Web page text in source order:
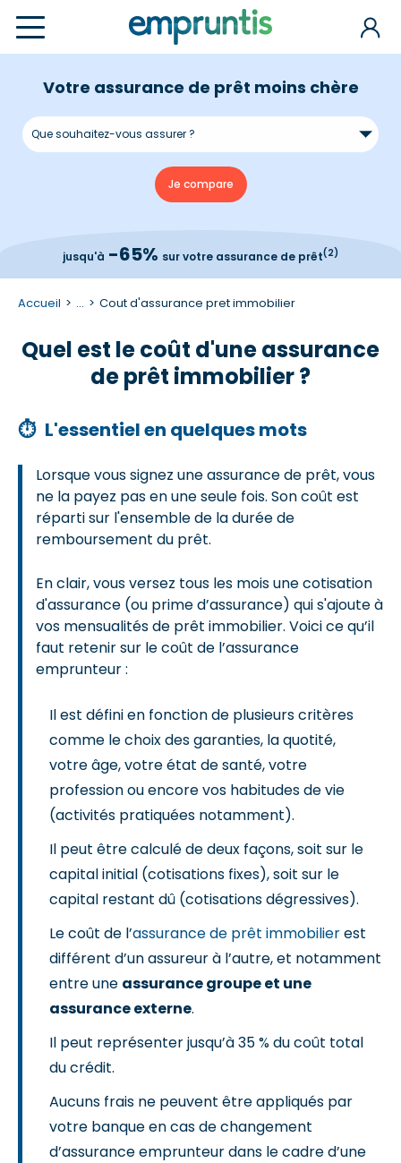
Votre assurance de prêt moins chère
jusqu'à -65% sur votre assurance de prêt(2)
Accueil ... Cout d'assurance pret immobilier
Quel est le coût d'une assurance
de prêt immobilier ?
⏱ L'essentiel en quelques mots
Lorsque vous signez une assurance de prêt, vous
ne la payez pas en une seule fois. Son coût est
réparti sur l'ensemble de la durée de
remboursement du prêt.
En clair, vous versez tous les mois une cotisation
d'assurance (ou prime d’assurance) qui s'ajoute à
vos mensualités de prêt immobilier. Voici ce qu’il
faut retenir sur le coût de l’assurance
emprunteur :
Il est défini en fonction de plusieurs critères
comme le choix des garanties, la quotité,
votre âge, votre état de santé, votre
profession ou encore vos habitudes de vie
(activités pratiquées notamment).
Il peut être calculé de deux façons, soit sur le
capital initial (cotisations fixes), soit sur le
capital restant dû (cotisations dégressives).
Le coût de l’assurance de prêt immobilierest
différent d’un assureur à l’autre, et notamment
entre une assurance groupe et une
assurance externe.
Il peut représenter jusqu’à 35 % du coût total
du crédit.
Aucuns frais ne peuvent être appliqués par
votre banque en cas de changement
d’assurance emprunteur dans le cadre d’une